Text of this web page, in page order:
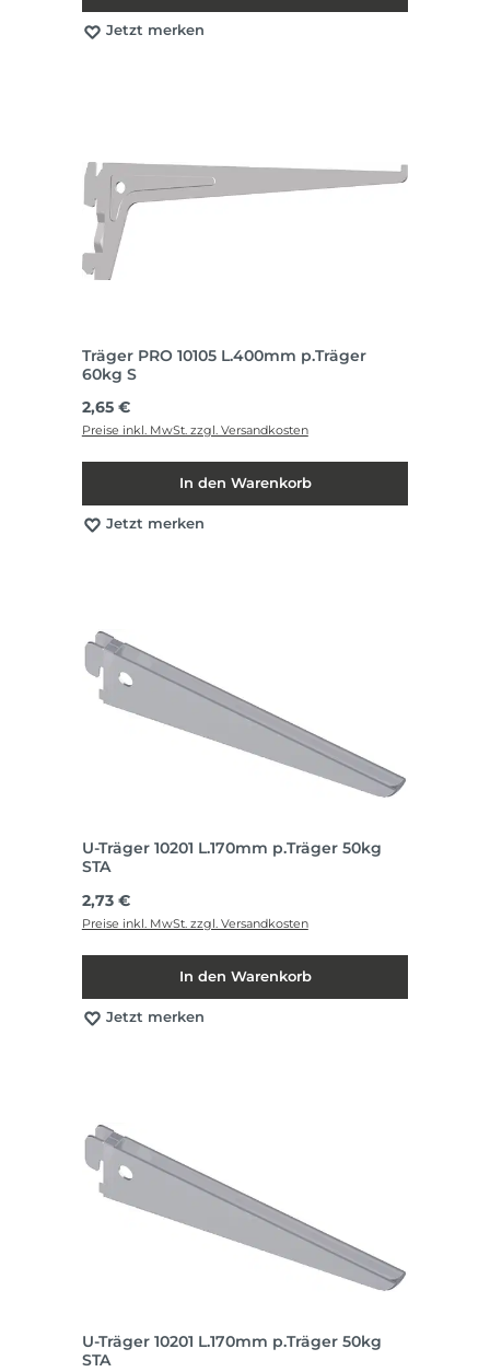
Jetzt merken
Träger PRO 10105 L.400mm p.Träger
60kg S
Regulärer Preis:
2,65 €
Preise inkl. MwSt. zzgl. Versandkosten
In den Warenkorb
Jetzt merken
U-Träger 10201 L.170mm p.Träger 50kg
STA
Regulärer Preis:
2,73 €
Preise inkl. MwSt. zzgl. Versandkosten
In den Warenkorb
Jetzt merken
U-Träger 10201 L.170mm p.Träger 50kg
STA